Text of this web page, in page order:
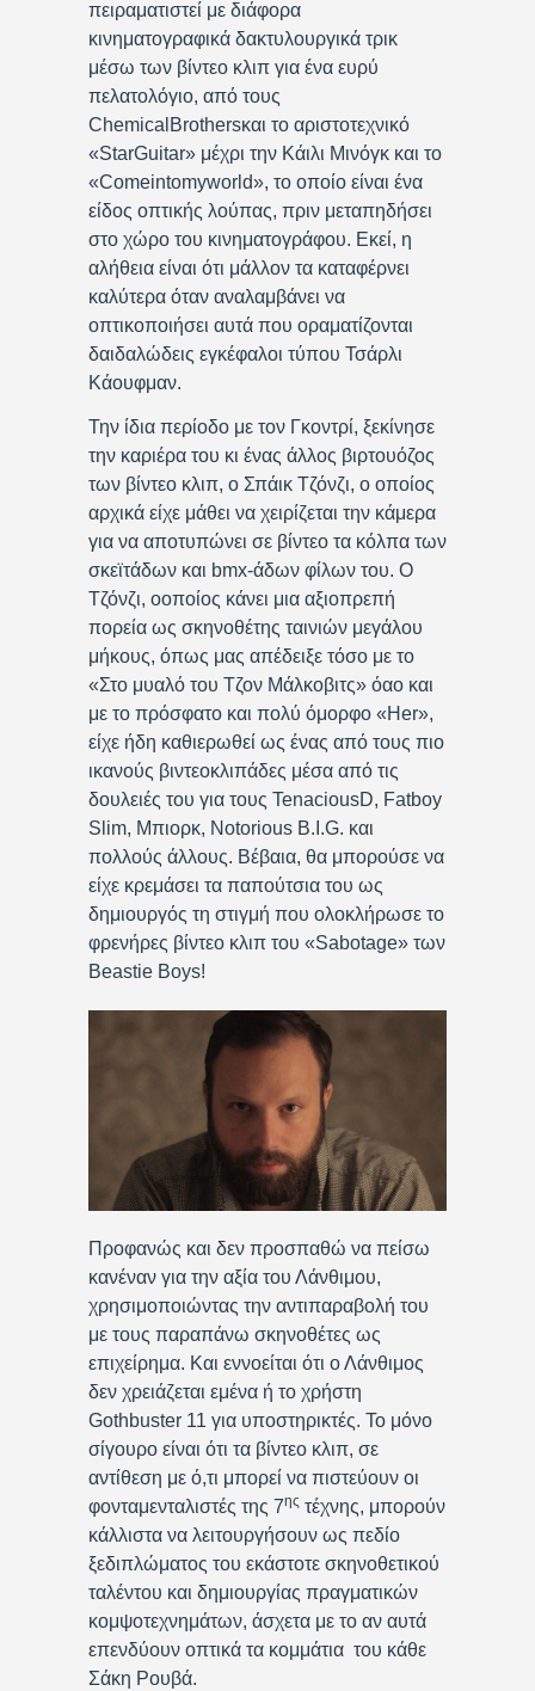
πειραματιστεί με διάφορα
κινηματογραφικά δακτυλουργικά τρικ
μέσω των βίντεο κλιπ για ένα ευρύ
πελατολόγιο, από τους
ChemicalBrothersκαι το αριστοτεχνικό
«StarGuitar» μέχρι την Κάιλι Μινόγκ και το
«Comeintomyworld», το οποίο είναι ένα
είδος οπτικής λούπας, πριν μεταπηδήσει
στο χώρο του κινηματογράφου. Εκεί, η
αλήθεια είναι ότι μάλλον τα καταφέρνει
καλύτερα όταν αναλαμβάνει να
οπτικοποιήσει αυτά που οραματίζονται
δαιδαλώδεις εγκέφαλοι τύπου Τσάρλι
Κάουφμαν.
Την ίδια περίοδο με τον Γκοντρί, ξεκίνησε
την καριέρα του κι ένας άλλος βιρτουόζος
των βίντεο κλιπ, ο Σπάικ Τζόνζι, ο οποίος
αρχικά είχε μάθει να χειρίζεται την κάμερα
για να αποτυπώνει σε βίντεο τα κόλπα των
σκεϊτάδων και bmx-άδων φίλων του. Ο
Τζόνζι, oοποίος κάνει μια αξιοπρεπή
πορεία ως σκηνοθέτης ταινιών μεγάλου
μήκους, όπως μας απέδειξε τόσο με το
«Στο μυαλό του Τζον Μάλκοβιτς» όαο και
με το πρόσφατο και πολύ όμορφο «Her»,
είχε ήδη καθιερωθεί ως ένας από τους πιο
ικανούς βιντεοκλιπάδες μέσα από τις
δουλειές του για τους TenaciousD, Fatboy
Slim, Μπιορκ, Notorious B.I.G. και
πολλούς άλλους. Βέβαια, θα μπορούσε να
είχε κρεμάσει τα παπούτσια του ως
δημιουργός τη στιγμή που ολοκλήρωσε το
φρενήρες βίντεο κλιπ του «Sabotage» των
Beastie Boys!
Προφανώς και δεν προσπαθώ να πείσω
κανέναν για την αξία του Λάνθιμου,
χρησιμοποιώντας την αντιπαραβολή του
με τους παραπάνω σκηνοθέτες ως
επιχείρημα. Και εννοείται ότι ο Λάνθιμος
δεν χρειάζεται εμένα ή το χρήστη
Gothbuster 11 για υποστηρικτές. Το μόνο
σίγουρο είναι ότι τα βίντεο κλιπ, σε
αντίθεση με ό,τι μπορεί να πιστεύουν οι
φονταμενταλιστές της 7ης τέχνης, μπορούν
κάλλιστα να λειτουργήσουν ως πεδίο
ξεδιπλώματος του εκάστοτε σκηνοθετικού
ταλέντου και δημιουργίας πραγματικών
κομψοτεχνημάτων, άσχετα με το αν αυτά
επενδύουν οπτικά τα κομμάτια του κάθε
Σάκη Ρουβά.